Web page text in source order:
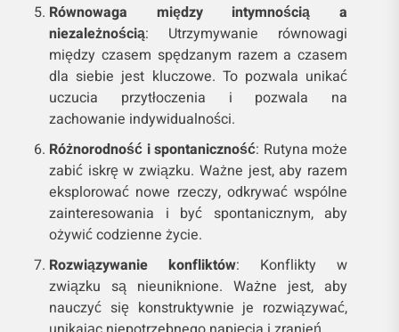
Równowaga między intymnością a
niezależnością: Utrzymywanie równowagi
między czasem spędzanym razem a czasem
dla siebie jest kluczowe. To pozwala unikać
uczucia przytłoczenia i pozwala na
zachowanie indywidualności.
Różnorodność i spontaniczność: Rutyna może
zabić iskrę w związku. Ważne jest, aby razem
eksplorować nowe rzeczy, odkrywać wspólne
zainteresowania i być spontanicznym, aby
ożywić codzienne życie.
Rozwiązywanie konfliktów: Konflikty w
związku są nieuniknione. Ważne jest, aby
nauczyć się konstruktywnie je rozwiązywać,